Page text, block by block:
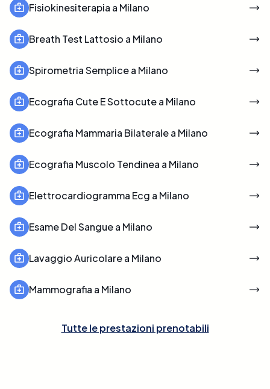
Fisiokinesiterapia a Milano
Breath Test Lattosio a Milano
Spirometria Semplice a Milano
Ecografia Cute E Sottocute a Milano
Ecografia Mammaria Bilaterale a Milano
Ecografia Muscolo Tendinea a Milano
Elettrocardiogramma Ecg a Milano
Esame Del Sangue a Milano
Lavaggio Auricolare a Milano
Mammografia a Milano
Tutte le prestazioni prenotabili